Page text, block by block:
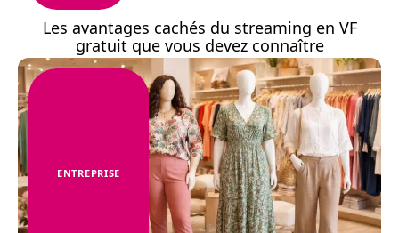
Les avantages cachés du streaming en VF
gratuit que vous devez connaître
ENTREPRISE